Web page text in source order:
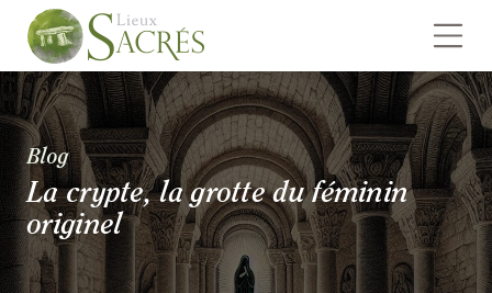
Blog
La crypte, la grotte du féminin
originel